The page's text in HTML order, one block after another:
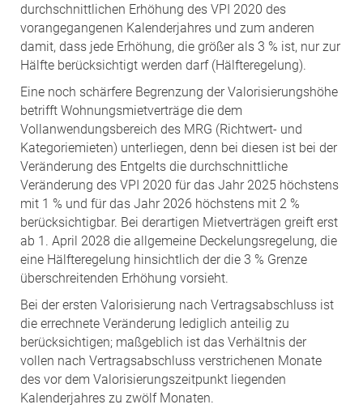
durchschnittlichen Erhöhung des VPI 2020 des
vorangegangenen Kalenderjahres und zum anderen
damit, dass jede Erhöhung, die größer als 3 % ist, nur zur
Hälfte berücksichtigt werden darf (Hälfteregelung).
Eine noch schärfere Begrenzung der Valorisierungshöhe
betrifft Wohnungsmietverträge die dem
Vollanwendungsbereich des MRG (Richtwert- und
Kategoriemieten) unterliegen, denn bei diesen ist bei der
Veränderung des Entgelts die durchschnittliche
Veränderung des VPI 2020 für das Jahr 2025 höchstens
mit 1 % und für das Jahr 2026 höchstens mit 2 %
berücksichtigbar. Bei derartigen Mietverträgen greift erst
ab 1. April 2028 die allgemeine Deckelungsregelung, die
eine Hälfteregelung hinsichtlich der die 3 % Grenze
überschreitenden Erhöhung vorsieht.
Bei der ersten Valorisierung nach Vertragsabschluss ist
die errechnete Veränderung lediglich anteilig zu
berücksichtigen; maßgeblich ist das Verhältnis der
vollen nach Vertragsabschluss verstrichenen Monate
des vor dem Valorisierungszeitpunkt liegenden
Kalenderjahres zu zwölf Monaten.